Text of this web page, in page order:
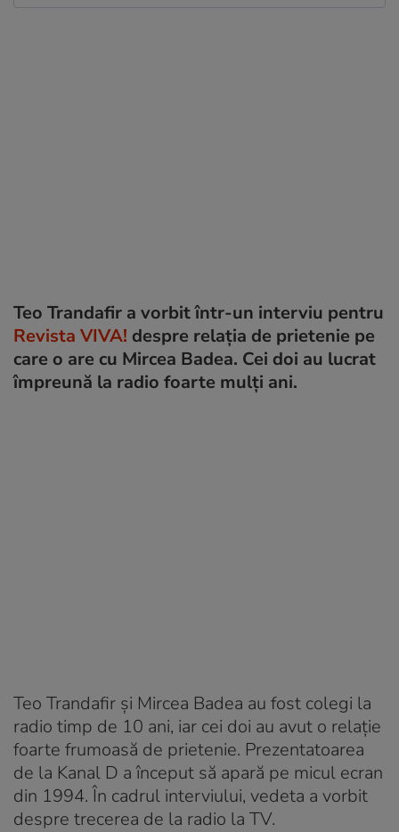
Teo Trandafir a vorbit într-un interviu pentru
Revista VIVA! despre relația de prietenie pe
care o are cu Mircea Badea. Cei doi au lucrat
împreună la radio foarte mulți ani.
Teo Trandafir și Mircea Badea au fost colegi la
radio timp de 10 ani, iar cei doi au avut o relație
foarte frumoasă de prietenie. Prezentatoarea
de la Kanal D a început să apară pe micul ecran
din 1994. În cadrul interviului, vedeta a vorbit
despre trecerea de la radio la TV.